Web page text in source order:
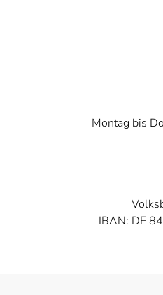
Montag bis
IBAN: DE